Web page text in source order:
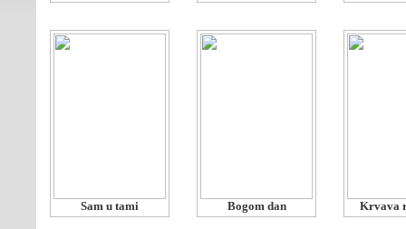
Sam u tami Bogom dan Krvava